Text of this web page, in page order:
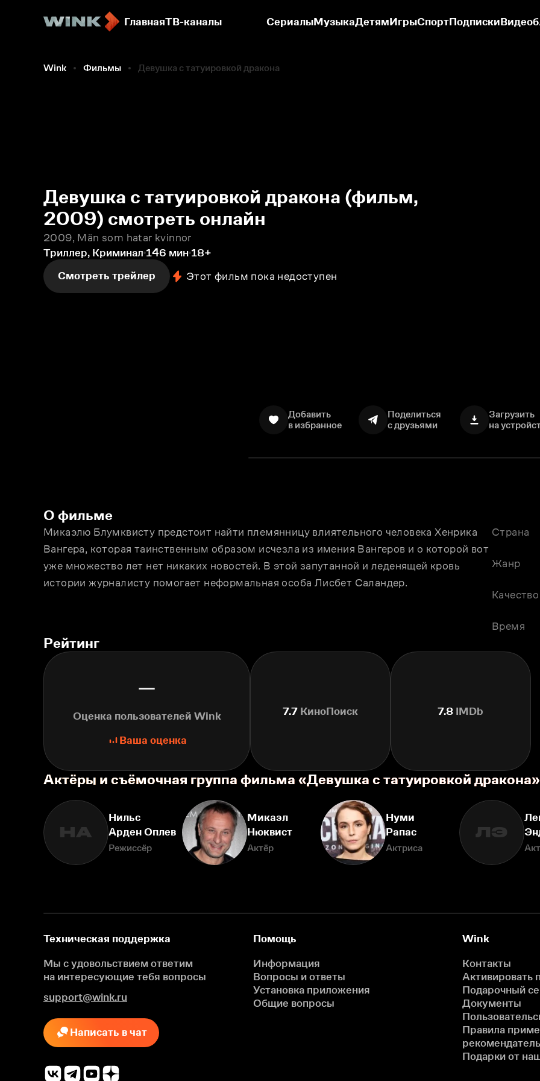
ГлавнаяТВ-каналы СериалыМузыкаДетямИгрыСпортПодписки
Wink Фильмы Девушка с татуировкой дракона
Девушка с татуировкой дракона (фильм,
2009) смотреть онлайн
2009, Män som hatar kvinnor
Триллер, Криминал 146 мин 18+
Смотреть трейлер
Этот фильм пока недоступен
Добавить
в избранное
Поделиться
с друзьями
Загрузить
на
О фильме
Микаэлю Блумквисту предстоит найти племянницу влиятельного человека Хенрика
Вангера, которая таинственным образом исчезла из имения Вангеров и о которой вот
уже множество лет нет никаких новостей. В этой запутанной и леденящей кровь
истории журналисту помогает неформальная особа Лисбет Саландер.
Страна
Жанр
Качество
Время
Рейтинг
—
Оценка пользователей Wink
Ваша оценка
7.7 КиноПоиск 7.8 IMDb
Актёры и съёмочная группа фильма «Девушка с татуировкой дракона»
НА
Нильс
Арден Оплев
Режиссёр
Микаэл
Нюквист
Актёр
Нуми
Рапас
Актриса
ЛЭ
Техническая поддержка
Мы с удовольствием ответим
на интересующие тебя вопросы
support@wink.ru
Написать в чат
Помощь
Информация
Вопросы и ответы
Установка приложения
Общие вопросы
Wink
Контакты
Активировать
Подарочный
Документы
Правила
Подарки от